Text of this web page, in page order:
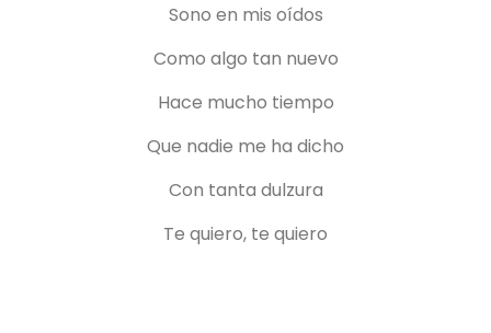
Sono en mis oídos
Como algo tan nuevo
Hace mucho tiempo
Que nadie me ha dicho
Con tanta dulzura
Te quiero, te quiero